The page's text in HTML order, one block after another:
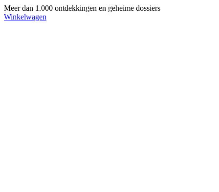
Meer dan 1.000 ontdekkingen en geheime dossiers
Winkelwagen